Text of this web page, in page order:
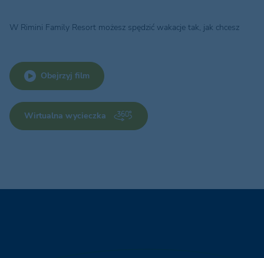
W Rimini Family Resort możesz spędzić wakacje tak, jak chcesz
Obejrzyj film
Wirtualna wycieczka